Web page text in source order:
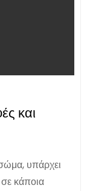
και
υπάρχει
κάποια